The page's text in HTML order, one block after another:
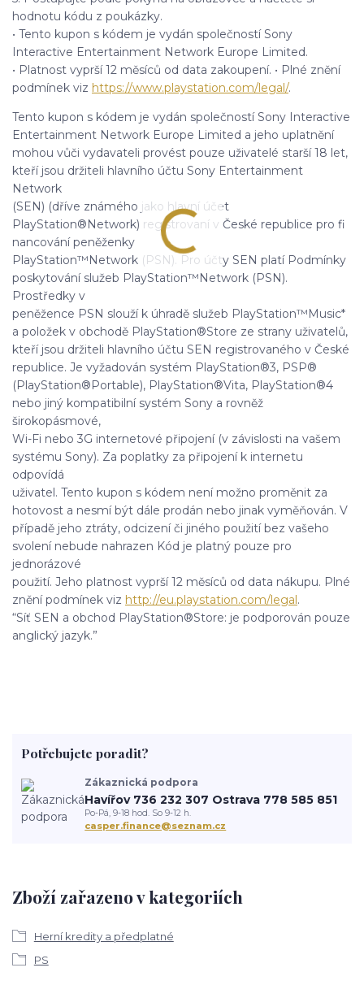
hodnotu kódu z poukázky.
• Tento kupon s kódem je vydán společností Sony
Interactive Entertainment Network Europe Limited.
• Platnost vyprší 12 měsíců od data zakoupení. • Plné znění
podmínek viz https://www.playstation.com/legal/.
Tento kupon s kódem je vydán společností Sony Interactive
Entertainment Network Europe Limited a jeho uplatnění
mohou vůči vydavateli provést pouze uživatelé starší 18 let,
kteří jsou držiteli hlavního účtu Sony Entertainment
Network
(SEN) (dříve známého jako hlavní účet
PlayStation®Network) registrovaní v České republice pro fi
nancování peněženky
PlayStation™Network (PSN). Pro účty SEN platí Podmínky
poskytování služeb PlayStation™Network (PSN).
Prostředky v
peněžence PSN slouží k úhradě služeb PlayStation™Music*
a položek v obchodě PlayStation®Store ze strany uživatelů,
kteří jsou držiteli hlavního účtu SEN registrovaného v České
republice. Je vyžadován systém PlayStation®3, PSP®
(PlayStation®Portable), PlayStation®Vita, PlayStation®4
nebo jiný kompatibilní systém Sony a rovněž
širokopásmové,
Wi-Fi nebo 3G internetové připojení (v závislosti na vašem
systému Sony). Za poplatky za připojení k internetu
odpovídá
uživatel. Tento kupon s kódem není možno proměnit za
hotovost a nesmí být dále prodán nebo jinak vyměňován. V
případě jeho ztráty, odcizení či jiného použití bez vašeho
svolení nebude nahrazen Kód je platný pouze pro
jednorázové
použití. Jeho platnost vyprší 12 měsíců od data nákupu. Plné
znění podmínek viz http://eu.playstation.com/legal.
“Síť SEN a obchod PlayStation®Store: je podporován pouze
anglický jazyk.”
Zboží zařazeno v kategoriích
Herní kredity a předplatné
PS
Potřebujete poradit?
Zákaznická podpora
Havířov 736 232 307 Ostrava 778 585 851
Po-Pá, 9-18 hod. So 9-12 h.
casper.finance@seznam.cz